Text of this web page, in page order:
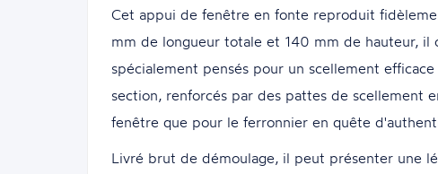
Cet appui de fenêtre en fonte reproduit
mm de longueur totale et 140 mm de hauteur,
spécialement pensés pour un scellement
section, renforcés par des pattes de scellement
fenêtre que pour le ferronnier en quête
Livré brut de démoulage, il peut présenter une